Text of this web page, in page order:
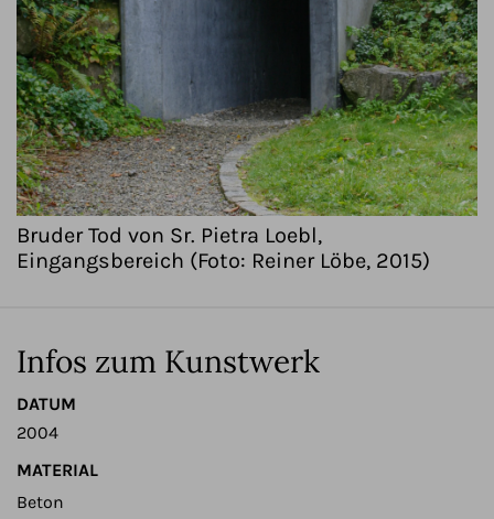
Bruder Tod von Sr. Pietra Loebl,
Eingangsbereich (Foto: Reiner Löbe, 2015)
Infos zum Kunstwerk
DATUM
2004
MATERIAL
Beton